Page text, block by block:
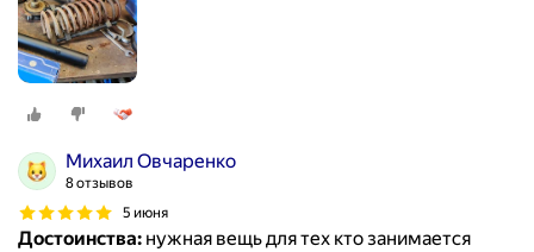
Михаил Овчаренко
8 отзывов
5 июня
Достоинства: нужная вещь для тех кто занимается